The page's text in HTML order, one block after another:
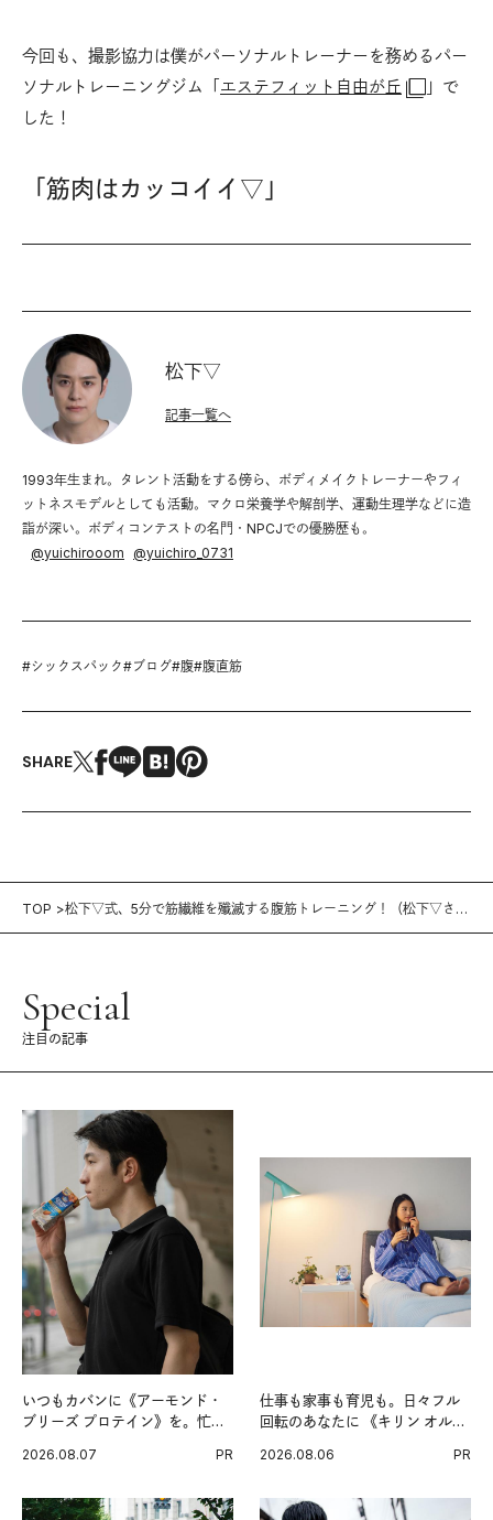
今回も、撮影協力は僕がパーソナルトレーナーを務めるパー
ソナルトレーニングジム「エステフィット自由が丘
」で
した！
「筋肉はカッコイイ▽」
松下▽
1993年生まれ。タレント活動をする傍ら、ボディメイクトレーナーやフィ
ットネスモデルとしても活動。マクロ栄養学や解剖学、運動生理学などに造
詣が深い。ボディコンテストの名門・NPCJでの優勝歴も。
@yuichirooom @yuichiro_0731
記事一覧へ
#シックスパック#ブログ#腹#腹直筋
SHARE
TOP
松下▽式、5分で筋繊維を殲滅する腹筋トレーニング！（松下▽さ
Special
注目の記事
いつもカバンに《アーモンド・
ブリーズ プロテイン》を。忙し
グ習慣。
2026.08.07 PR
仕事も家事も育児も。日々フル
回転のあなたに 《キリン オルニ
2026.08.06 PR